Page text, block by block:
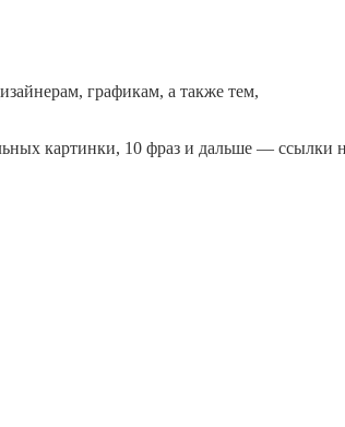
графикам, а также тем,
картинки, 10 фраз и дальше — ссылки